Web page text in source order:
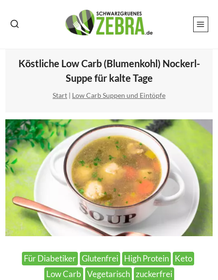
Inhalt
Köstliche Low Carb (Blumenkohl) Nockerl-
Suppe für kalte Tage
Start | Low Carb Suppen und Eintöpfe
Für Diabetiker Glutenfrei High Protein
Keto
Low Carb
Vegetarisch zuckerfrei